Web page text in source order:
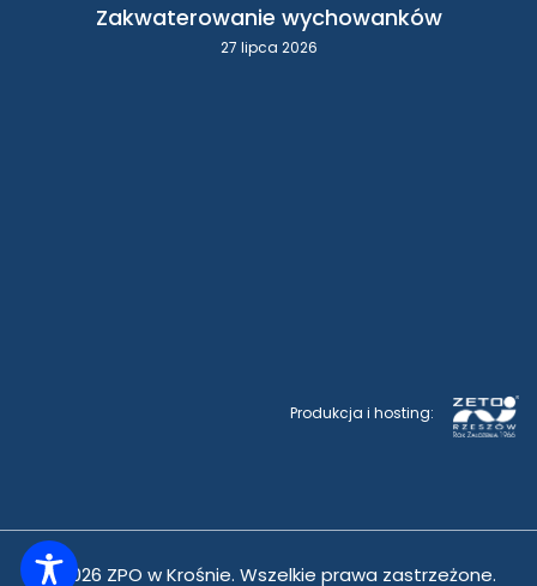
Zakwaterowanie wychowanków
27 lipca 2026
Produkcja i hosting:
© 2026 ZPO w Krośnie. Wszelkie prawa zastrzeżone.